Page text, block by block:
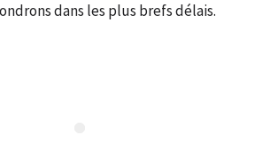
dans les plus brefs délais.